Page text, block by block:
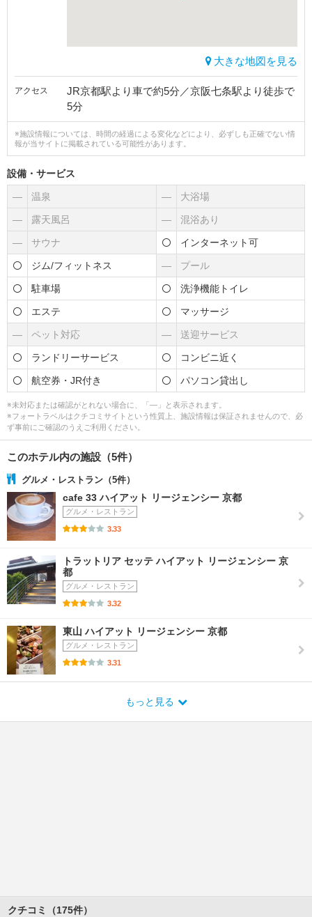
大きな地図を見る
アクセス
JR京都駅より車で約5分／京阪七条駅より徒歩で
5分
※施設情報については、時間の経過による変化などにより、必ずしも正確でない情
報が当サイトに掲載されている可能性があります。
設備・サービス
― 温泉 ― 大浴場
― 露天風呂 ― 混浴あり
― サウナ インターネット可
ジム/フィットネス ― プール
駐車場 洗浄機能トイレ
エステ マッサージ
― ペット対応 ― 送迎サービス
ランドリーサービス コンビニ近く
航空券・JR付き パソコン貸出し
※未対応または確認がとれない場合に、「―」と表示されます。
※フォートラベルはクチコミサイトという性質上、施設情報は保証されませんので、必
ず事前にご確認のうえご利用ください。
このホテル内の施設（5件）
グルメ・レストラン（5件）
cafe 33 ハイアット リージェンシー 京都
グルメ・レストラン
3.33
トラットリア セッテ ハイアット リージェンシー 京
都
グルメ・レストラン
3.32
東山 ハイアット リージェンシー 京都
グルメ・レストラン
3.31
もっと見る
クチコミ（175件）